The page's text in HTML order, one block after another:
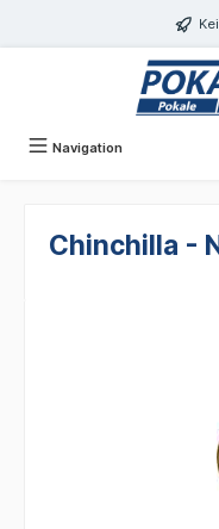
Navigation
Chinchilla -